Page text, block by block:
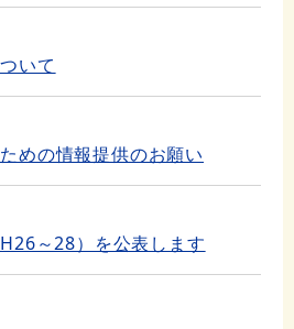
いて
めの情報提供のお願い
～28）を公表します